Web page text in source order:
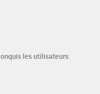
les utilisateurs